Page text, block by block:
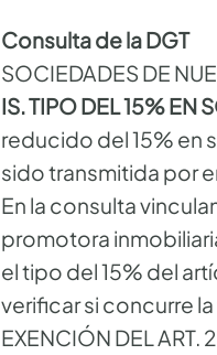
Consulta de la DGT
SOCIEDADES DE
IS. TIPO DEL 15% EN
reducido del 15% en
sido transmitida por
En la consulta
promotora
el tipo del 15% del
verificar si concurre
EXENCIÓN DEL ART.